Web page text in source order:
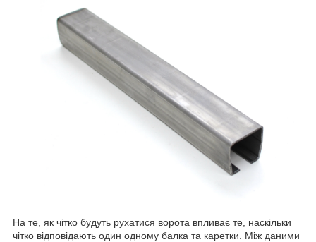
На те, як чітко будуть рухатися ворота впливає те, наскільки
чітко відповідають один одному балка та каретки. Між даними